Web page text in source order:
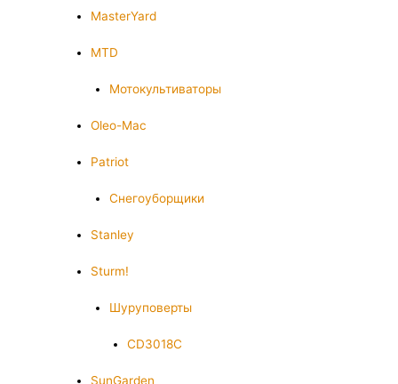
MasterYard
MTD
Мотокультиваторы
Oleo-Mac
Patriot
Снегоуборщики
Stanley
Sturm!
Шуруповерты
CD3018C
SunGarden